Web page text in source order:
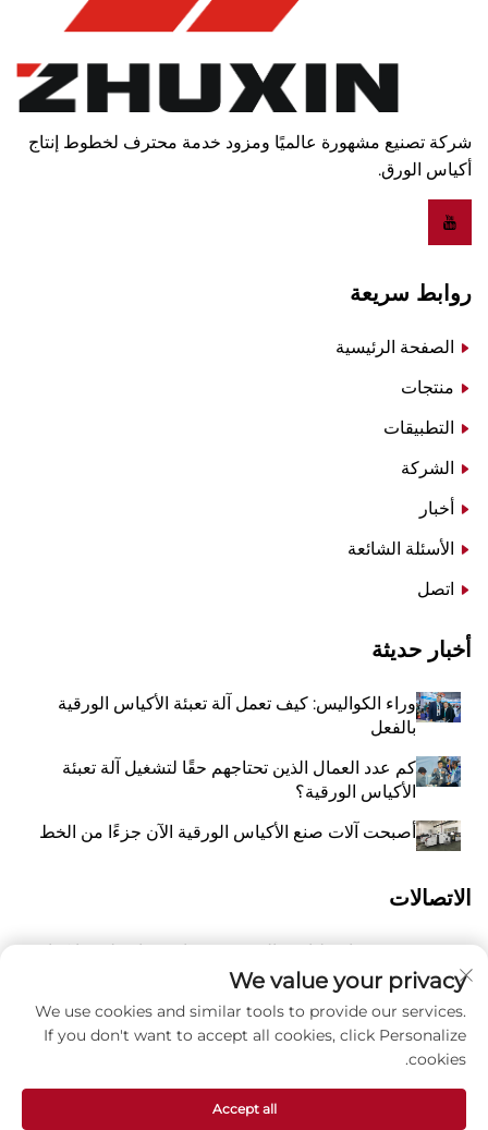
شركة تصنيع مشهورة عالميًا ومزود خدمة محترف لخطوط إنتاج
أكياس الورق.
روابط سريعة
الصفحة الرئيسية
منتجات
التطبيقات
الشركة
أخبار
الأسئلة الشائعة
اتصل
أخبار حديثة
وراء الكواليس: كيف تعمل آلة تعبئة الأكياس الورقية
بالفعل
كم عدد العمال الذين تحتاجهم حقًا لتشغيل آلة تعبئة
الأكياس الورقية؟
أصبحت آلات صنع الأكياس الورقية الآن جزءًا من الخط
الاتصالات
بينغيانغ، مدينة ونتشو، مقاطعة تشيجيانغ، الصين 325409
P
8615988795434
We value your privacy
We use cookies and similar tools to provide our services.
If you don't want to accept all cookies, click Personalize
cookies.
Accept all